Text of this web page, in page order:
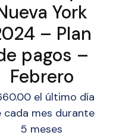
York
– Plan
pagos –
Febrero
el último día
cada mes durante
5 meses